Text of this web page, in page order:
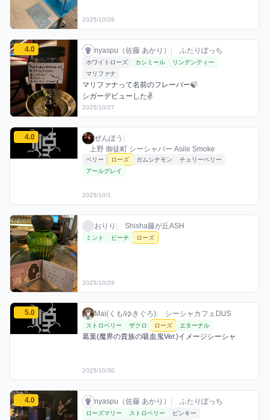
2025/10/26
nyaspu（佐藤 あかり）のローズミックスを見る
4.0 nyaspu（佐藤 あかり） / お店シーシャ /
nyaspu（佐藤 あかり） | ふたりぼっち
利用フレーバー
ホワイトローズ カシミール
リンデンティー
マリファナ
コメント
マリファナって名前のフレーバー🍃
シガーデビューした✌️
評価
2025/10/27
ぜんぽうのローズミックスを見る
4.0 ぜんぽう / お店シーシャ / 2025年10月1日
ぜんぽう |
上野 御徒町 シーシャバー Asile Smoke
利用フレーバー
ベリー ローズ ガムシナモン
チェリーベリー
アールグレイ
評価
2025/10/1
おりりのローズミックスを見るおりり / お店シーシャ / 2025年10月29日
おりり | Shisha藤が丘ASH
利用フレーバー
ミント ピーチ ローズ
2025/10/29
Mai(くも/ゆきぐろ)のローズミックスを見る
5.0 Mai(くも/ゆきぐろ) / お店シーシャ / 2025
Mai(くも/ゆきぐろ)| シーシャカフェDUS
利用フレーバー
ストロベリー ザクロ ローズ エターナル
コメント
葛葉(魔界の貴族の吸血鬼Ver.)イメージシーシャ
評価
2025/10/30
nyaspu（佐藤 あかり）のローズミックスを見る
4.0 nyaspu（佐藤 あかり） / お店シーシャ /
nyaspu（佐藤 あかり） | ふたりぼっち
利用フレーバー
ローズマリー ストロベリー
ピンキー
コメント
評価